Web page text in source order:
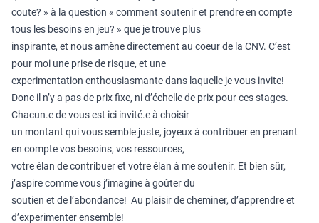
coute? » à la question « comment soutenir et prendre en compte
tous les besoins en jeu? » que je trouve plus
inspirante, et nous amène directement au coeur de la CNV. C’est
pour moi une prise de risque, et une
experimentation enthousiasmante dans laquelle je vous invite!
Donc il n’y a pas de prix fixe, ni d’échelle de prix pour ces stages.
Chacun.e de vous est ici invité.e à choisir
un montant qui vous semble juste, joyeux à contribuer en prenant
en compte vos besoins, vos ressources,
votre élan de contribuer et votre élan à me soutenir. Et bien sûr,
j’aspire comme vous j’imagine à goûter du
soutien et de l’abondance! Au plaisir de cheminer, d’apprendre et
d’experimenter ensemble!